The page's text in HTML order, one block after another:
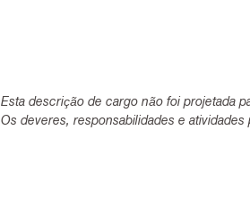
Esta descrição de cargo não foi projetada
Os deveres, responsabilidades e